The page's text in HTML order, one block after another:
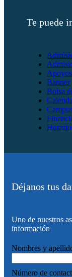
Te puede
Banner
Bolsa
Déjanos tus
Uno de nuestros
información
de
de
tratamiento
Nombres y
Número de